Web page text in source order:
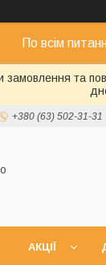
По всім
та
+380 (63) 502-31-31
АКЦІЇ